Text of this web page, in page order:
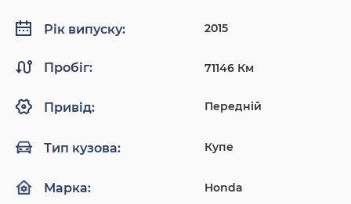
Рік випуску: 2015
Пробіг: 71146 Км
Привід: Передній
Тип кузова: Купе
Марка: Honda